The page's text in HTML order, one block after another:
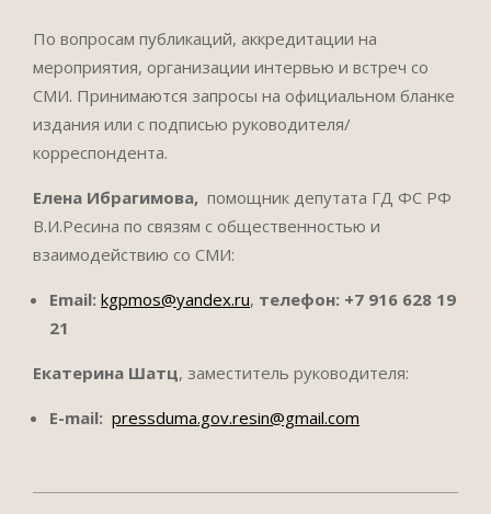
По вопросам публикаций, аккредитации на
мероприятия, организации интервью и встреч со
СМИ. Принимаются запросы на официальном бланке
издания или с подписью руководителя/
корреспондента.
Елена Ибрагимова, помощник депутата ГД ФС РФ
В.И.Ресина по связям с общественностью и
взаимодействию со СМИ:
Email: kgpmos@yandex.ru, телефон: +7 916 628 19
21
Екатерина Шатц, заместитель руководителя:
E-mail: pressduma.gov.resin@gmail.com